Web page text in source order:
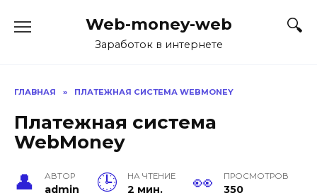
Web-money-web
Заработок в интернете
ГЛАВНАЯ » ПЛАТЕЖНАЯ СИСТЕМА WEBMONEY
Платежная система
WebMoney
АВТОР
admin
НА ЧТЕНИЕ
2 мин.
ПРОСМОТРОВ
350